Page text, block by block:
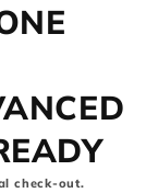
check-out.